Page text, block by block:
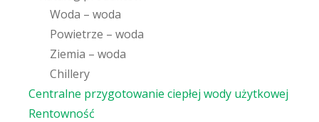
Woda – woda
Powietrze – woda
Ziemia – woda
Chillery
Centralne przygotowanie ciepłej wody użytkowej
Rentowność